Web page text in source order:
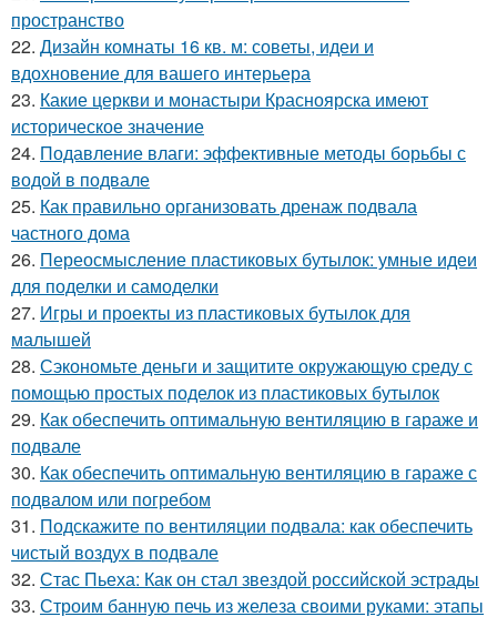
пространство
22. Дизайн комнаты 16 кв. м: советы, идеи и
вдохновение для вашего интерьера
23. Какие церкви и монастыри Красноярска имеют
историческое значение
24. Подавление влаги: эффективные методы борьбы с
водой в подвале
25. Как правильно организовать дренаж подвала
частного дома
26. Переосмысление пластиковых бутылок: умные идеи
для поделки и самоделки
27. Игры и проекты из пластиковых бутылок для
малышей
28. Сэкономьте деньги и защитите окружающую среду с
помощью простых поделок из пластиковых бутылок
29. Как обеспечить оптимальную вентиляцию в гараже и
подвале
30. Как обеспечить оптимальную вентиляцию в гараже с
подвалом или погребом
31. Подскажите по вентиляции подвала: как обеспечить
чистый воздух в подвале
32. Стас Пьеха: Как он стал звездой российской эстрады
33. Строим банную печь из железа своими руками: этапы